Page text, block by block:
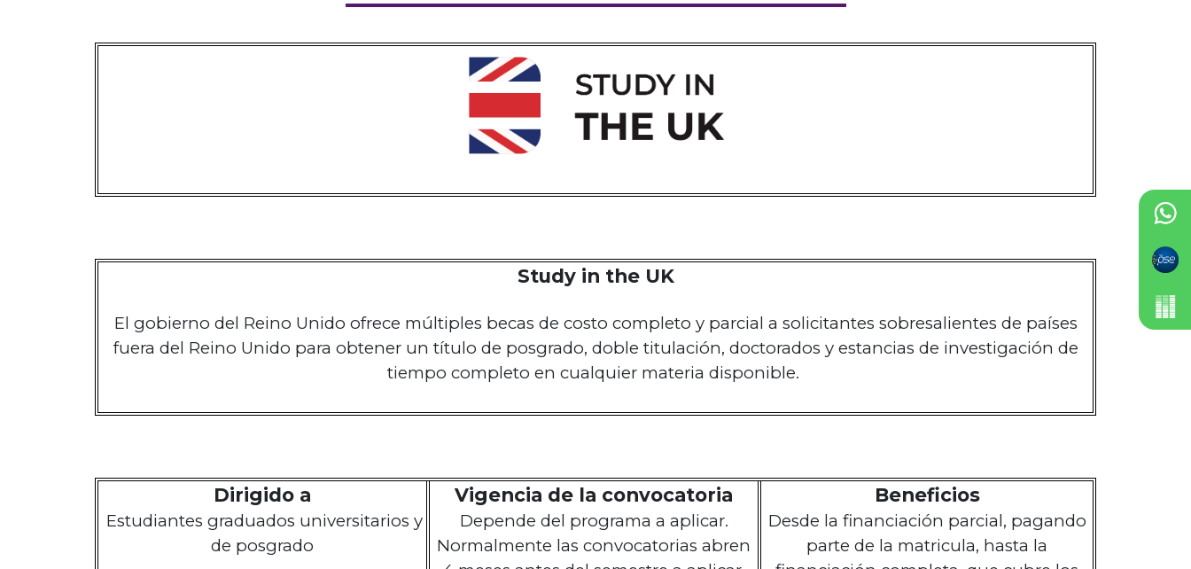
Study in the UK
El gobierno del Reino Unido ofrece múltiples becas de costo completo y parcial a solicitantes sobresalientes de países
fuera del Reino Unido para obtener un título de posgrado, doble titulación, doctorados y estancias de investigación de
tiempo completo en cualquier materia disponible.
Dirigido a
Estudiantes graduados universitarios y
de posgrado
Vigencia de la convocatoria
Depende del programa a aplicar.
Normalmente las convocatorias abren
Beneficios
Desde la financiación parcial, pagando
parte de la matricula, hasta la